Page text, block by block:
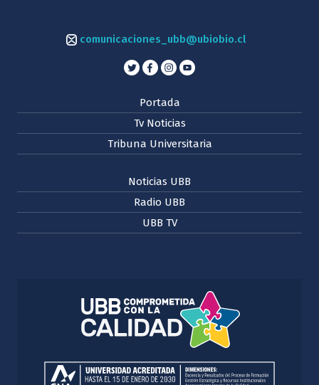
comunicaciones_ubb@ubiobio.cl
Portada
Tv Noticias
Tribuna Universitaria
Noticias UBB
Radio UBB
UBB TV